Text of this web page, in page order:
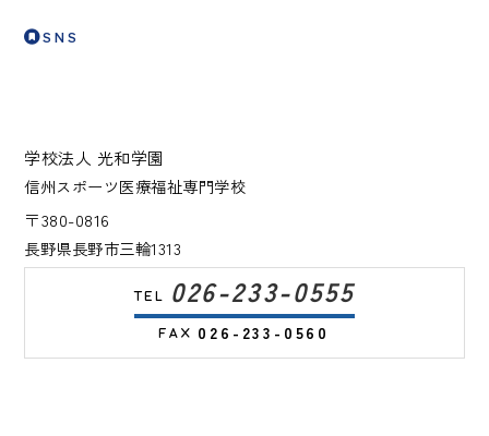
SNS
学校法人 光和学園
信州スポーツ医療福祉専門学校
〒380-0816
長野県長野市三輪1313
026-233-0555
026-233-0560